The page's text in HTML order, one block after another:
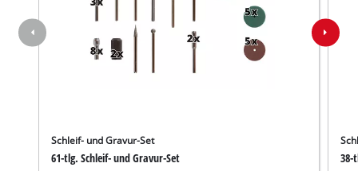
Schleif- und Gravur-Set
61-tlg. Schleif- und Gravur-Set 38-